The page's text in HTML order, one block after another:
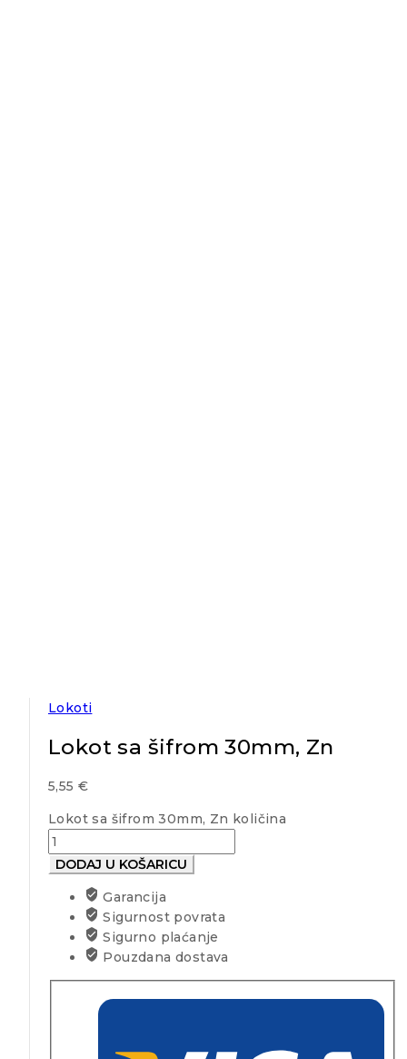
Lokoti
Lokot sa šifrom 30mm, Zn
5,55 €
Lokot sa šifrom 30mm, Zn količina
DODAJ U KOŠARICU
Garancija
Sigurnost povrata
Sigurno plaćanje
Pouzdana dostava